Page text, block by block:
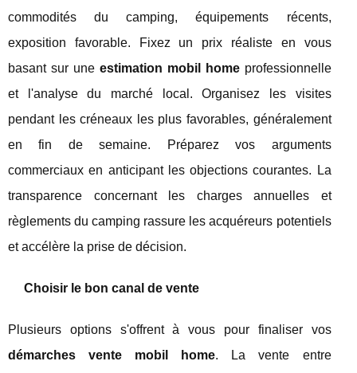
commodités du camping, équipements récents,
exposition favorable. Fixez un prix réaliste en vous
basant sur une estimation mobil homeprofessionnelle
et l'analyse du marché local. Organisez les visites
pendant les créneaux les plus favorables, généralement
en fin de semaine. Préparez vos arguments
commerciaux en anticipant les objections courantes. La
transparence concernant les charges annuelles et
règlements du camping rassure les acquéreurs potentiels
et accélère la prise de décision.
Choisir le bon canal de vente
Plusieurs options s'offrent à vous pour finaliser vos
démarches vente mobil home. La vente entre